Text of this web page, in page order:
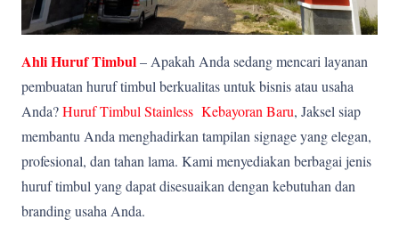
Ahli Huruf Timbul– Apakah Anda sedang mencari layanan
pembuatan huruf timbul berkualitas untuk bisnis atau usaha
Anda?Huruf Timbul Stainless Kebayoran Baru, Jaksel siap
membantu Anda menghadirkan tampilan signage yang elegan,
profesional, dan tahan lama. Kami menyediakan berbagai jenis
huruf timbul yang dapat disesuaikan dengan kebutuhan dan
branding usaha Anda.